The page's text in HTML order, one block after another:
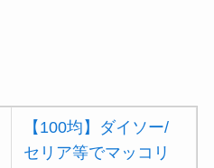
【100均】ダイソー/
セリア等でマッコリ